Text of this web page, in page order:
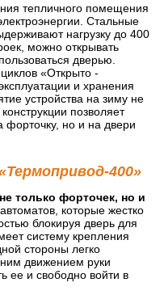
8л-
тепличного помещения
Стальные
нагрузку до 400
можно открывать
дверью.
«Открыто -
и хранения
устройства на зиму не
позволяет
форточку, но и на двери
400»
только форточек, но и
которые жестко
блокируя дверь для
систему крепления
стороны легко
движением руки
ее и свободно войти в